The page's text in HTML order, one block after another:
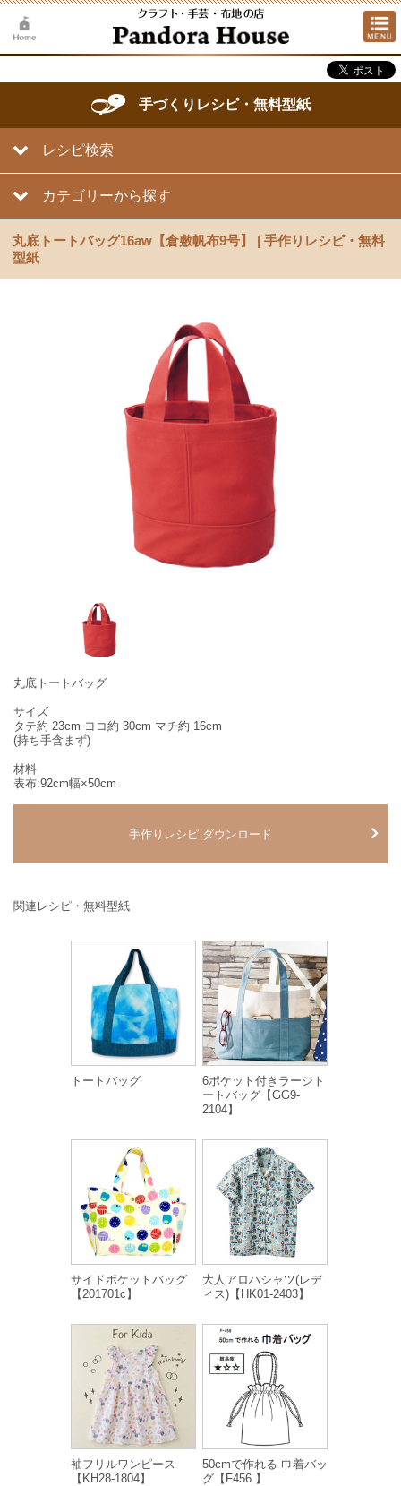
手づくりレシピ・無料型紙
レシピ検索
カテゴリーから探す
丸底トートバッグ16aw【倉敷帆布9号】 | 手作りレシピ・無料
型紙
丸底トートバッグ
サイズ
タテ約 23cm ヨコ約 30cm マチ約 16cm
(持ち手含まず)
材料
表布:92cm幅×50cm
手作りレシピ ダウンロード
関連レシピ・無料型紙
トートバッグ
6ポケット付きラージト
ートバッグ【GG9-
2104】
サイドポケットバッグ
【201701c】
大人アロハシャツ(レデ
ィス)【HK01-2403】
袖フリルワンピース
【KH28-1804】
50cmで作れる 巾着バッ
グ【F456 】